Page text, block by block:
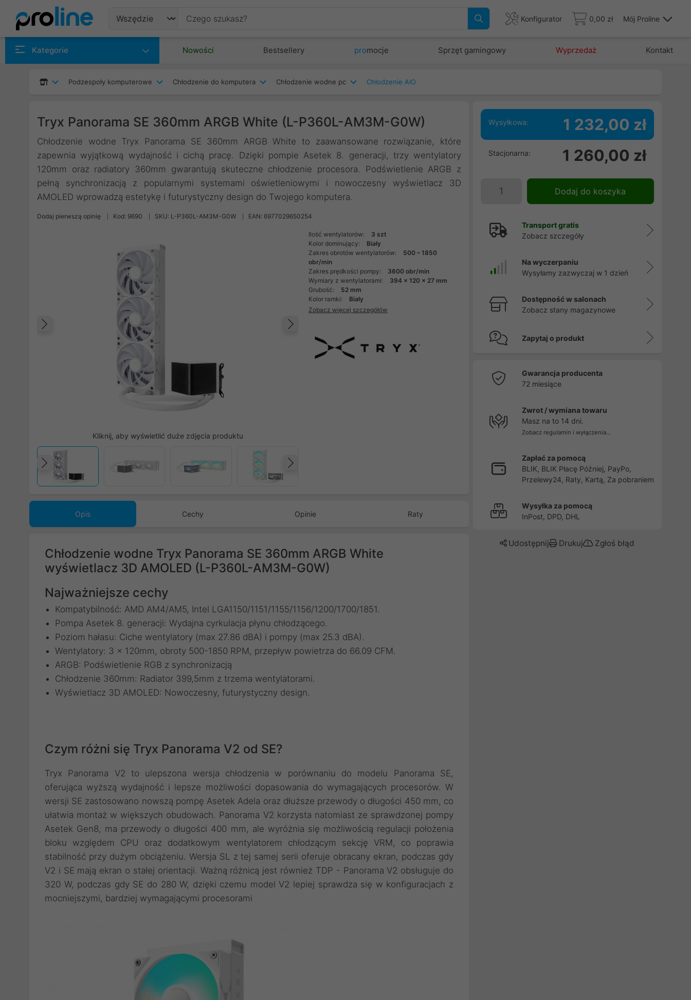
Konfigurator 0,00 zł Mój Proline
Kategorie Nowości Bestsellery promocje Sprzęt gamingowy Wyprzedaż Kontakt
Podzespoły komputerowe Chłodzenie do komputera Chłodzenie wodne pc Chłodzenie AIO
Tryx Panorama SE 360mm ARGB White (L-P360L-AM3M-G0W)
Chłodzenie wodne Tryx Panorama SE 360mm ARGB White to zaawansowane rozwiązanie, które
zapewnia wyjątkową wydajność i cichą pracę. Dzięki pompie Asetek 8. generacji, trzy wentylatory
120mm oraz radiatory 360mm gwarantują skuteczne chłodzenie procesora. Podświetlenie ARGB z
pełną synchronizacją z popularnymi systemami oświetleniowymi i nowoczesny wyświetlacz 3D
AMOLED wprowadzą estetykę i futurystyczny design do Twojego komputera.
Dodaj pierwszą opinię Kod: 9690 SKU: L-P360L-AM3M-G0W EAN: 6977029650254
Następny
Poprzedni
Kliknij, aby wyświetlić duże zdjęcia produktu
Poprzedni
Ilość wentylatorów:
3 szt
Kolor dominujący:
Biały
Zakres obrotów wentylatorów:
500 – 1850
obr/min
Zakres prędkości pompy:
3600 obr/min
Wymiary z wentylatorami:
394 x 120 x 27 mm
Grubość:
52 mm
Kolor ramki:
Biały
Zobacz więcej szczegółów
Opis Cechy Opinie Raty
Chłodzenie wodne Tryx Panorama SE 360mm ARGB White
wyświetlacz 3D AMOLED (L-P360L-AM3M-G0W)
Najważniejsze cechy
Kompatybilność: AMD AM4/AM5, Intel LGA1150/1151/1155/1156/1200/1700/1851.
Pompa Asetek 8. generacji: Wydajna cyrkulacja płynu chłodzącego.
Poziom hałasu: Ciche wentylatory (max 27.86 dBA) i pompy (max 25.3 dBA).
Wentylatory: 3 x 120mm, obroty 500-1850 RPM, przepływ powietrza do 66.09 CFM.
ARGB: Podświetlenie RGB z synchronizacją
Chłodzenie 360mm: Radiator 399,5mm z trzema wentylatorami.
Wyświetlacz 3D AMOLED: Nowoczesny, futurystyczny design.
Czym różni się Tryx Panorama V2 od SE?
Tryx Panorama V2 to ulepszona wersja chłodzenia w porównaniu do modelu Panorama SE,
oferująca wyższą wydajność i lepsze możliwości dopasowania do wymagających procesorów. W
wersji SE zastosowano nowszą pompę Asetek Adela oraz dłuższe przewody o długości 450 mm, co
ułatwia montaż w większych obudowach. Panorama V2 korzysta natomiast ze sprawdzonej pompy
Asetek Gen8, ma przewody o długości 400 mm, ale wyróżnia się możliwością regulacji położenia
bloku względem CPU oraz dodatkowym wentylatorem chłodzącym sekcję VRM, co poprawia
stabilność przy dużym obciążeniu. Wersja SL z tej samej serii oferuje obracany ekran, podczas gdy
V2 i SE mają ekran o stałej orientacji. Ważną różnicą jest również TDP - Panorama V2 obsługuje do
320 W, podczas gdy SE do 280 W, dzięki czemu model V2 lepiej sprawdza się w konfiguracjach z
mocniejszymi, bardziej wymagającymi procesorami
Wysyłkowa: 1 232,00 zł
Stacjonarna: 1 260,00 zł
Dodaj do koszyka
Transport gratis
Zobacz szczegóły
Na wyczerpaniu
Wysyłamy zazwyczaj w 1 dzień
Dostępność w salonach
Zobacz stany magazynowe
Zapytaj o produkt
Gwarancja producenta
72 miesiące
Zwrot / wymiana towaru
Masz na to 14 dni.
Zobacz regulamin i wyłączenia...
Zapłać za pomocą
BLIK, BLIK Płacę Później, PayPo,
Przelewy24, Raty, Kartą, Za pobraniem
Wysyłka za pomocą
InPost, DPD, DHL
Udostępnij Drukuj Zgłoś błąd